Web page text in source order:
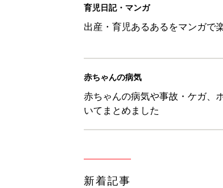
育児日記・マンガ
出産・育児あるあるをマンガで
赤ちゃんの病気
赤ちゃんの病気や事故・ケガ、
いてまとめました
新着記事